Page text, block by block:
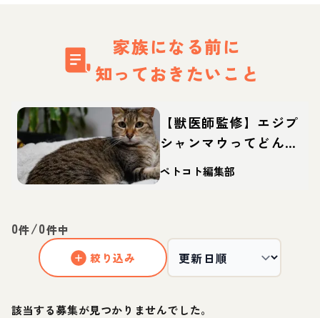
家族になる前に
知っておきたいこと
【獣医師監修】エジプ
シャンマウってどんな
猫？性格・体重・寿命
の特徴・迎え方
ペトコト編集部
0件/0件中
絞り込み
該当する募集が見つかりませんでした。